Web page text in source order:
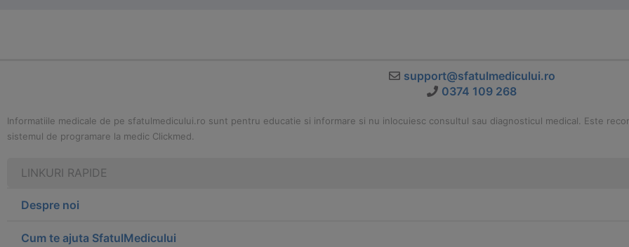
support@sfatulmedicului.ro
0374 109 268
Informatiile medicale de pe sfatulmedicului.ro sunt pentru educatie si informare si nu inlocuiesc consultul sau diagnosticul medical. Este
sistemul de programare la medic Clickmed.
LINKURI RAPIDE
Despre noi
Cum te ajuta SfatulMedicului